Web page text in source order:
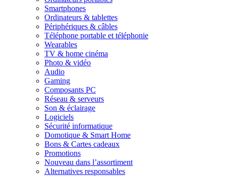
Smartphones
Ordinateurs & tablettes
Périphériques & câbles
Téléphone portable et téléphonie
Wearables
TV & home cinéma
Photo & vidéo
Audio
Gaming
Composants PC
Réseau & serveurs
Son & éclairage
Logiciels
Sécurité informatique
Domotique & Smart Home
Bons & Cartes cadeaux
Promotions
Nouveau dans l’assortiment
Alternatives responsables